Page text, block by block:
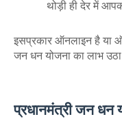
थोड़ी ही देर में
इसप्रकार ऑनलाइन है या
जन धन योजना का लाभ
प्रधानमंत्री जन धन